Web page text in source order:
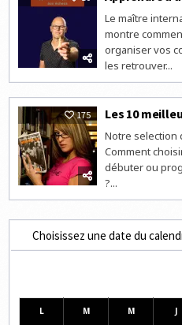
Le maître
montre
organiser vos
les retrouver...
175 Les 10
Notre selection
Comment
débuter ou
?...
Choisissez une date du
L M M J